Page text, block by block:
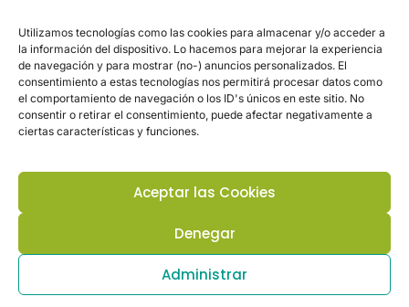
Utilizamos tecnologías como las cookies para almacenar y/o acceder a
la información del dispositivo. Lo hacemos para mejorar la experiencia
de navegación y para mostrar (no-) anuncios personalizados. El
consentimiento a estas tecnologías nos permitirá procesar datos como
el comportamiento de navegación o los ID's únicos en este sitio. No
consentir o retirar el consentimiento, puede afectar negativamente a
ciertas características y funciones.
Aceptar las Cookies
Denegar
Administrar